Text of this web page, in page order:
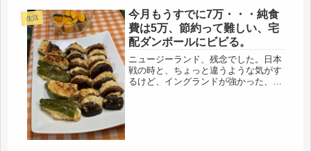
生活
今月もうすでに7万・・・純食
費は5万、節約って難しい、宅
配ダンボールにビビる。
ニュージーランド、残念でした。日本
戦の時と、ちょっと違うような気がす
るけど、イングランドが強かった、と